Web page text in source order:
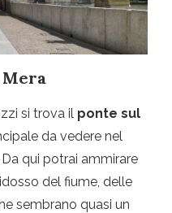
Mera
si trova il ponte sul
da vedere nel
qui potrai ammirare
del fiume, delle
sembrano quasi un